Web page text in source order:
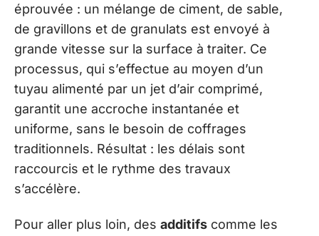
éprouvée : un mélange de ciment, de sable,
de gravillons et de granulats est envoyé à
grande vitesse sur la surface à traiter. Ce
processus, qui s’effectue au moyen d’un
tuyau alimenté par un jet d’air comprimé,
garantit une accroche instantanée et
uniforme, sans le besoin de coffrages
traditionnels. Résultat : les délais sont
raccourcis et le rythme des travaux
s’accélère.
Pour aller plus loin, des additifs comme les